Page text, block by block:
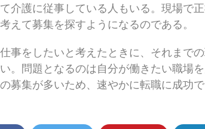
介護に従事している人もいる。現場で
えて募集を探すようになるのである。
事をしたいと考えたときに、それまで
。問題となるのは自分が働きたい職場
募集が多いため、速やかに転職に成功で